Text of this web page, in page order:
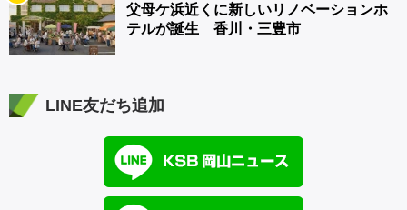
父母ケ浜近くに新しいリノベーションホ
テルが誕生 香川・三豊市
LINE友だち追加